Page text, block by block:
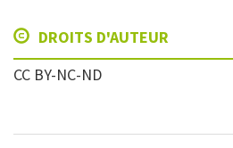
DROITS D'AUTEUR
CC BY-NC-ND